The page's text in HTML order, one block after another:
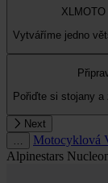
Vytváříme jedno
Pořiďte si stojany a
Next
Motocyklová
Alpinestars